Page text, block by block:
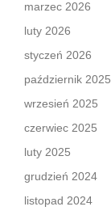
marzec 2026
luty 2026
styczeń 2026
październik 2025
wrzesień 2025
czerwiec 2025
luty 2025
grudzień 2024
listopad 2024